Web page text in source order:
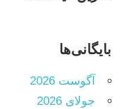
بایگانی‌ها
آگوست 2026
جولای 2026